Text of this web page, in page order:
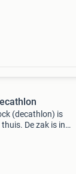
(decathlon) is
De zak is in